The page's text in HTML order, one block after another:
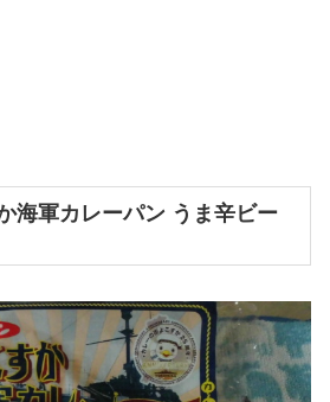
海軍カレーパン うま辛ビー